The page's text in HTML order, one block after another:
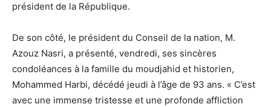
président de la République.
De son côté, le président du Conseil de la nation, M.
Azouz Nasri, a présenté, vendredi, ses sincères
condoléances à la famille du moudjahid et historien,
Mohammed Harbi, décédé jeudi à l’âge de 93 ans. « C’est
avec une immense tristesse et une profonde affliction